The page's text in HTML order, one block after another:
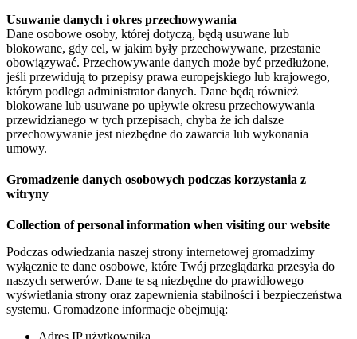
Usuwanie danych i okres przechowywania
Dane osobowe osoby, której dotyczą, będą usuwane lub
blokowane, gdy cel, w jakim były przechowywane, przestanie
obowiązywać. Przechowywanie danych może być przedłużone,
jeśli przewidują to przepisy prawa europejskiego lub krajowego,
którym podlega administrator danych. Dane będą również
blokowane lub usuwane po upływie okresu przechowywania
przewidzianego w tych przepisach, chyba że ich dalsze
przechowywanie jest niezbędne do zawarcia lub wykonania
umowy.
Gromadzenie danych osobowych podczas korzystania z
witryny
Collection of personal information when visiting our website
Podczas odwiedzania naszej strony internetowej gromadzimy
wyłącznie te dane osobowe, które Twój przeglądarka przesyła do
naszych serwerów. Dane te są niezbędne do prawidłowego
wyświetlania strony oraz zapewnienia stabilności i bezpieczeństwa
systemu. Gromadzone informacje obejmują: